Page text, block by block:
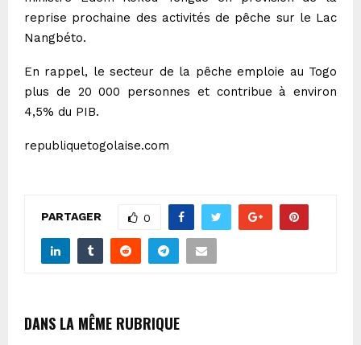
reprise prochaine des activités de pêche sur le Lac
Nangbéto.
En rappel, le secteur de la pêche emploie au Togo
plus de 20 000 personnes et contribue à environ
4,5% du PIB.
republiquetogolaise.com
PARTAGER 0
DANS LA MÊME RUBRIQUE